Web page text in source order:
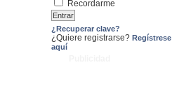
Recordarme
¿Recuperar clave?
¿Quiere registrarse? Regístrese
aquí